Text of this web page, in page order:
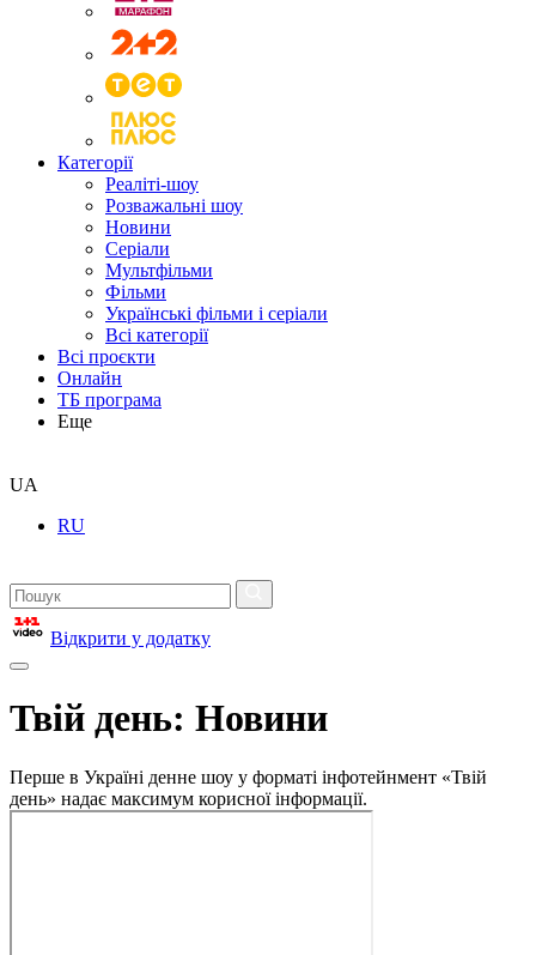
Категорії
Реаліті-шоу
Розважальні шоу
Новини
Серіали
Мультфільми
Фільми
Українські фільми і серіали
Всі категорії
Всі проєкти
Онлайн
ТБ програма
Еще
UA
RU
Відкрити у додатку
Твій день: Новини
Перше в Україні денне шоу у форматі інфотейнмент «Твій
день» надає максимум корисної інформації.